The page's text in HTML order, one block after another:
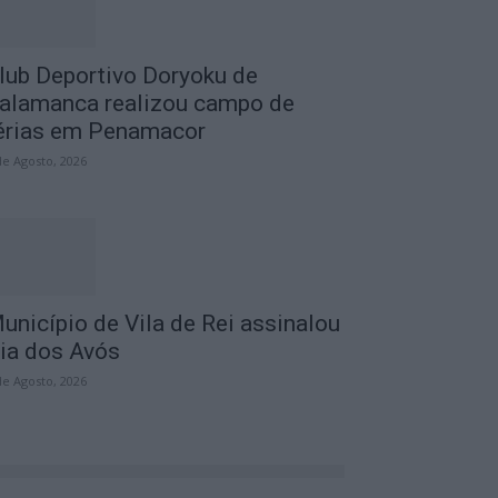
Deportivo Doryoku de
realizou campo de
em Penamacor
Agosto, 2026
de Vila de Rei assinalou
dos Avós
Agosto, 2026